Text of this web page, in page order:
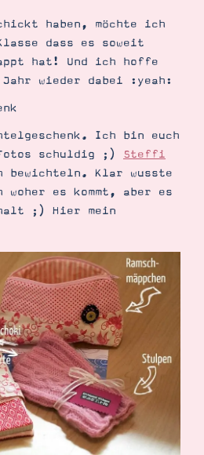
haben, möchte ich
dass es soweit
hat! Und ich hoffe
wieder dabei :yeah:
Ich bin euch
schuldig ;) Steffi
bewichteln. Klar wusste
es kommt, aber es
;) Hier mein